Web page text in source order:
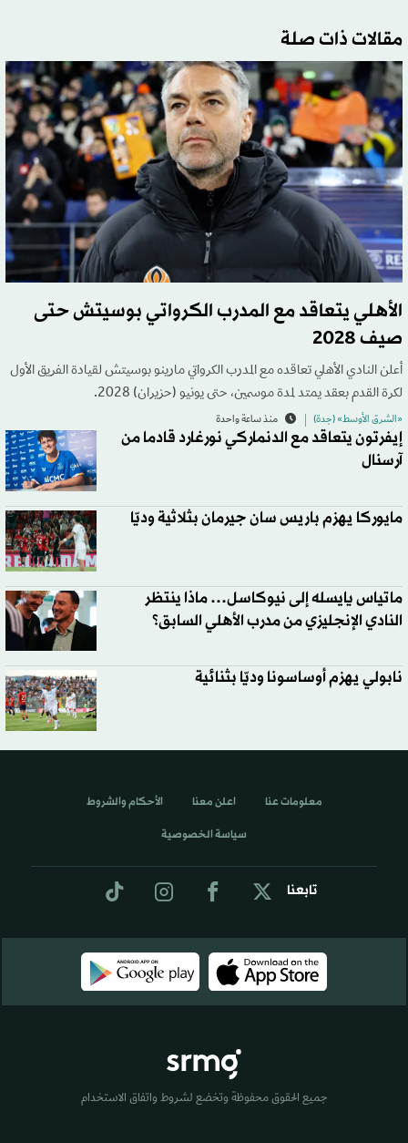
مقالات ذات صلة
الأهلي يتعاقد مع المدرب الكرواتي بوسيتش حتى
صيف 2028
أعلن النادي الأهلي تعاقده مع المدرب الكرواتي مارينو بوسيتش لقيادة الفريق الأول
لكرة القدم بعقد يمتد لمدة موسمين، حتى يونيو (حزيران) 2028.
«الشرق الأوسط» (جدة) منذ ساعة واحدة
إيفرتون يتعاقد مع الدنماركي نورغارد قادما من
آرسنال
مايوركا يهزم باريس سان جيرمان بثلاثية وديّا
ماتياس يايسله إلى نيوكاسل… ماذا ينتظر
النادي الإنجليزي من مدرب الأهلي السابق؟
نابولي يهزم أوساسونا وديّا بثنائية
تابعنا
معلومات عنا اعلن معنا الأحكام والشروط
سياسة الخصوصية
جميع الحقوق محفوظة وتخضع لشروط واتفاق الاستخدام